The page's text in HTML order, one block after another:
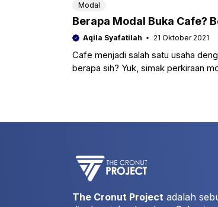
Modal
Berapa Modal Buka Cafe?
Aqila Syafatilah 21 Oktober 2021
Cafe menjadi salah satu usaha
berapa sih? Yuk, simak perkiraan
The Cronut Project adalah